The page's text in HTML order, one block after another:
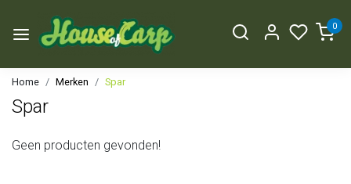
0
Home Merken Spar
Spar
Geen producten gevonden!